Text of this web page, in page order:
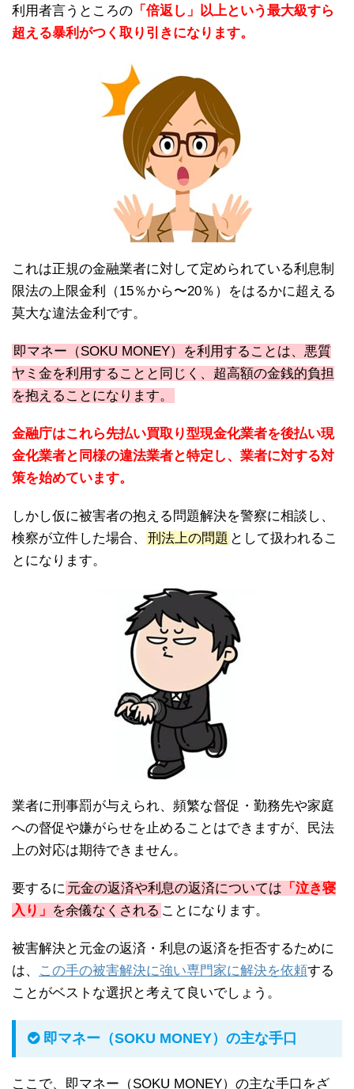
利用者言うところの 「倍返し」以上という最大級すら
超える暴利がつく取り引きになります。
これは正規の金融業者に対して定められている利息制
限法の上限金利（15％から〜20％）をはるかに超える
莫大な違法金利です。
即マネー（SOKU MONEY）を利用することは、悪質
ヤミ金を利用することと同じく、超高額の金銭的負担
を抱えることになります。
金融庁はこれら先払い買取り型現金化業者を後払い現
金化業者と同様の違法業者と特定し、業者に対する対
策を始めています。
しかし仮に被害者の抱える問題解決を警察に相談し、
検察が立件した場合、
刑法上の問題 として扱われるこ
とになります。
業者に刑事罰が与えられ、頻繁な督促・勤務先や家庭
への督促や嫌がらせを止めることはできますが、民法
上の対応は期待できません。
要するに 元金の返済や利息の返済については 「泣き寝
入り」 を余儀なくされる ことになります。
被害解決と元金の返済・利息の返済を拒否するために
は、
この手の被害解決に強い専門家に解決を依頼する
ことがベストな選択と考えて良いでしょう。
即マネー（SOKU MONEY）の主な手口
ここで、即マネー（SOKU MONEY）の主な手口をざ